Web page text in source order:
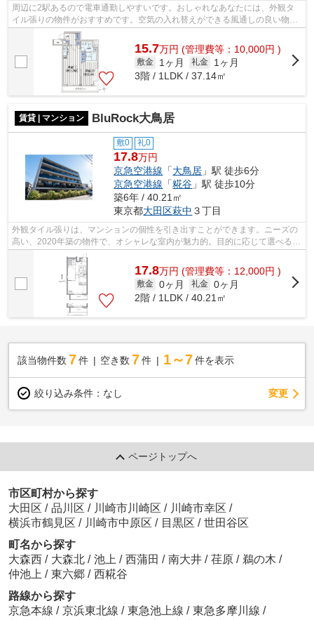
周辺に2駅あるので電車通勤しやすいです。おしゃれなあなたには、外観タ
イル張りの物件がおすすめです。空気の入れ替えができる風通しの良い物件
です。駅まで3分と、駅近でアクセスも...
15.7万円 (管理費等：10,000円 )
敷金 1ヶ月 礼金
1ヶ月
3階 / 1LDK / 37.14㎡
賃貸 | マンション BluRock大鳥居
敷0 礼0
17.8万円
京急空港線 「大鳥居 」駅 徒歩6分
京急空港線 「糀谷 」駅 徒歩10分
築6年 / 40.21㎡
東京都大田区萩中 ３丁目
外観タイル張りは、マンションの個性を引き出すことができます。ニーズの
高い、2020年築の物件で、オシャレな室内が魅力的。目的に応じて選べる2
駅利用可能なマンションです。共用部に...
17.8万円 (管理費等：12,000円 )
敷金 0ヶ月 礼金 0ヶ月
2階 / 1LDK / 40.21㎡
該当物件数 7件 空き数 7 件 1～7 件を表示
絞り込み条件： なし 変更
ページトップへ
市区町村から探す
大田区 / 品川区 / 川崎市川崎区 / 川崎市幸区 /
横浜市鶴見区 / 川崎市中原区 / 目黒区 / 世田谷区
町名から探す
大森西 / 大森北 / 池上 / 西蒲田 / 南大井 / 荏原 / 鵜の木 /
仲池上 / 東六郷 / 西糀谷
路線から探す
京急本線 / 京浜東北線 / 東急池上線 / 東急多摩川線 /